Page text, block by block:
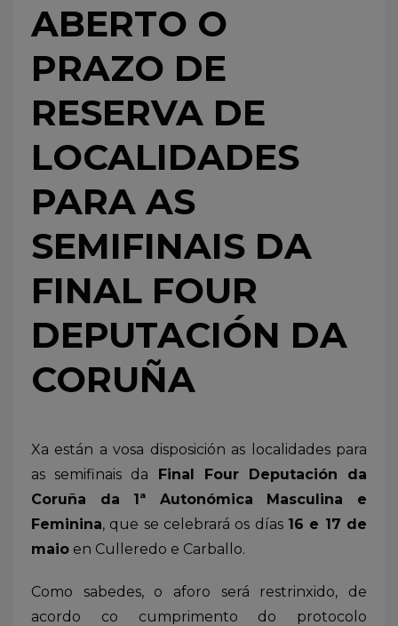
ABERTO O
PRAZO DE
RESERVA DE
LOCALIDADES
PARA AS
SEMIFINAIS DA
FINAL FOUR
DEPUTACIÓN DA
CORUÑA
Xa están a vosa disposición as localidades para
as semifinais da Final Four Deputación da
Coruña da 1ª Autonómica Masculina e
Feminina, que se celebrará os días 16 e 17 de
maio en Culleredo e Carballo.
Como sabedes, o aforo será restrinxido, de
acordo co cumprimento do protocolo